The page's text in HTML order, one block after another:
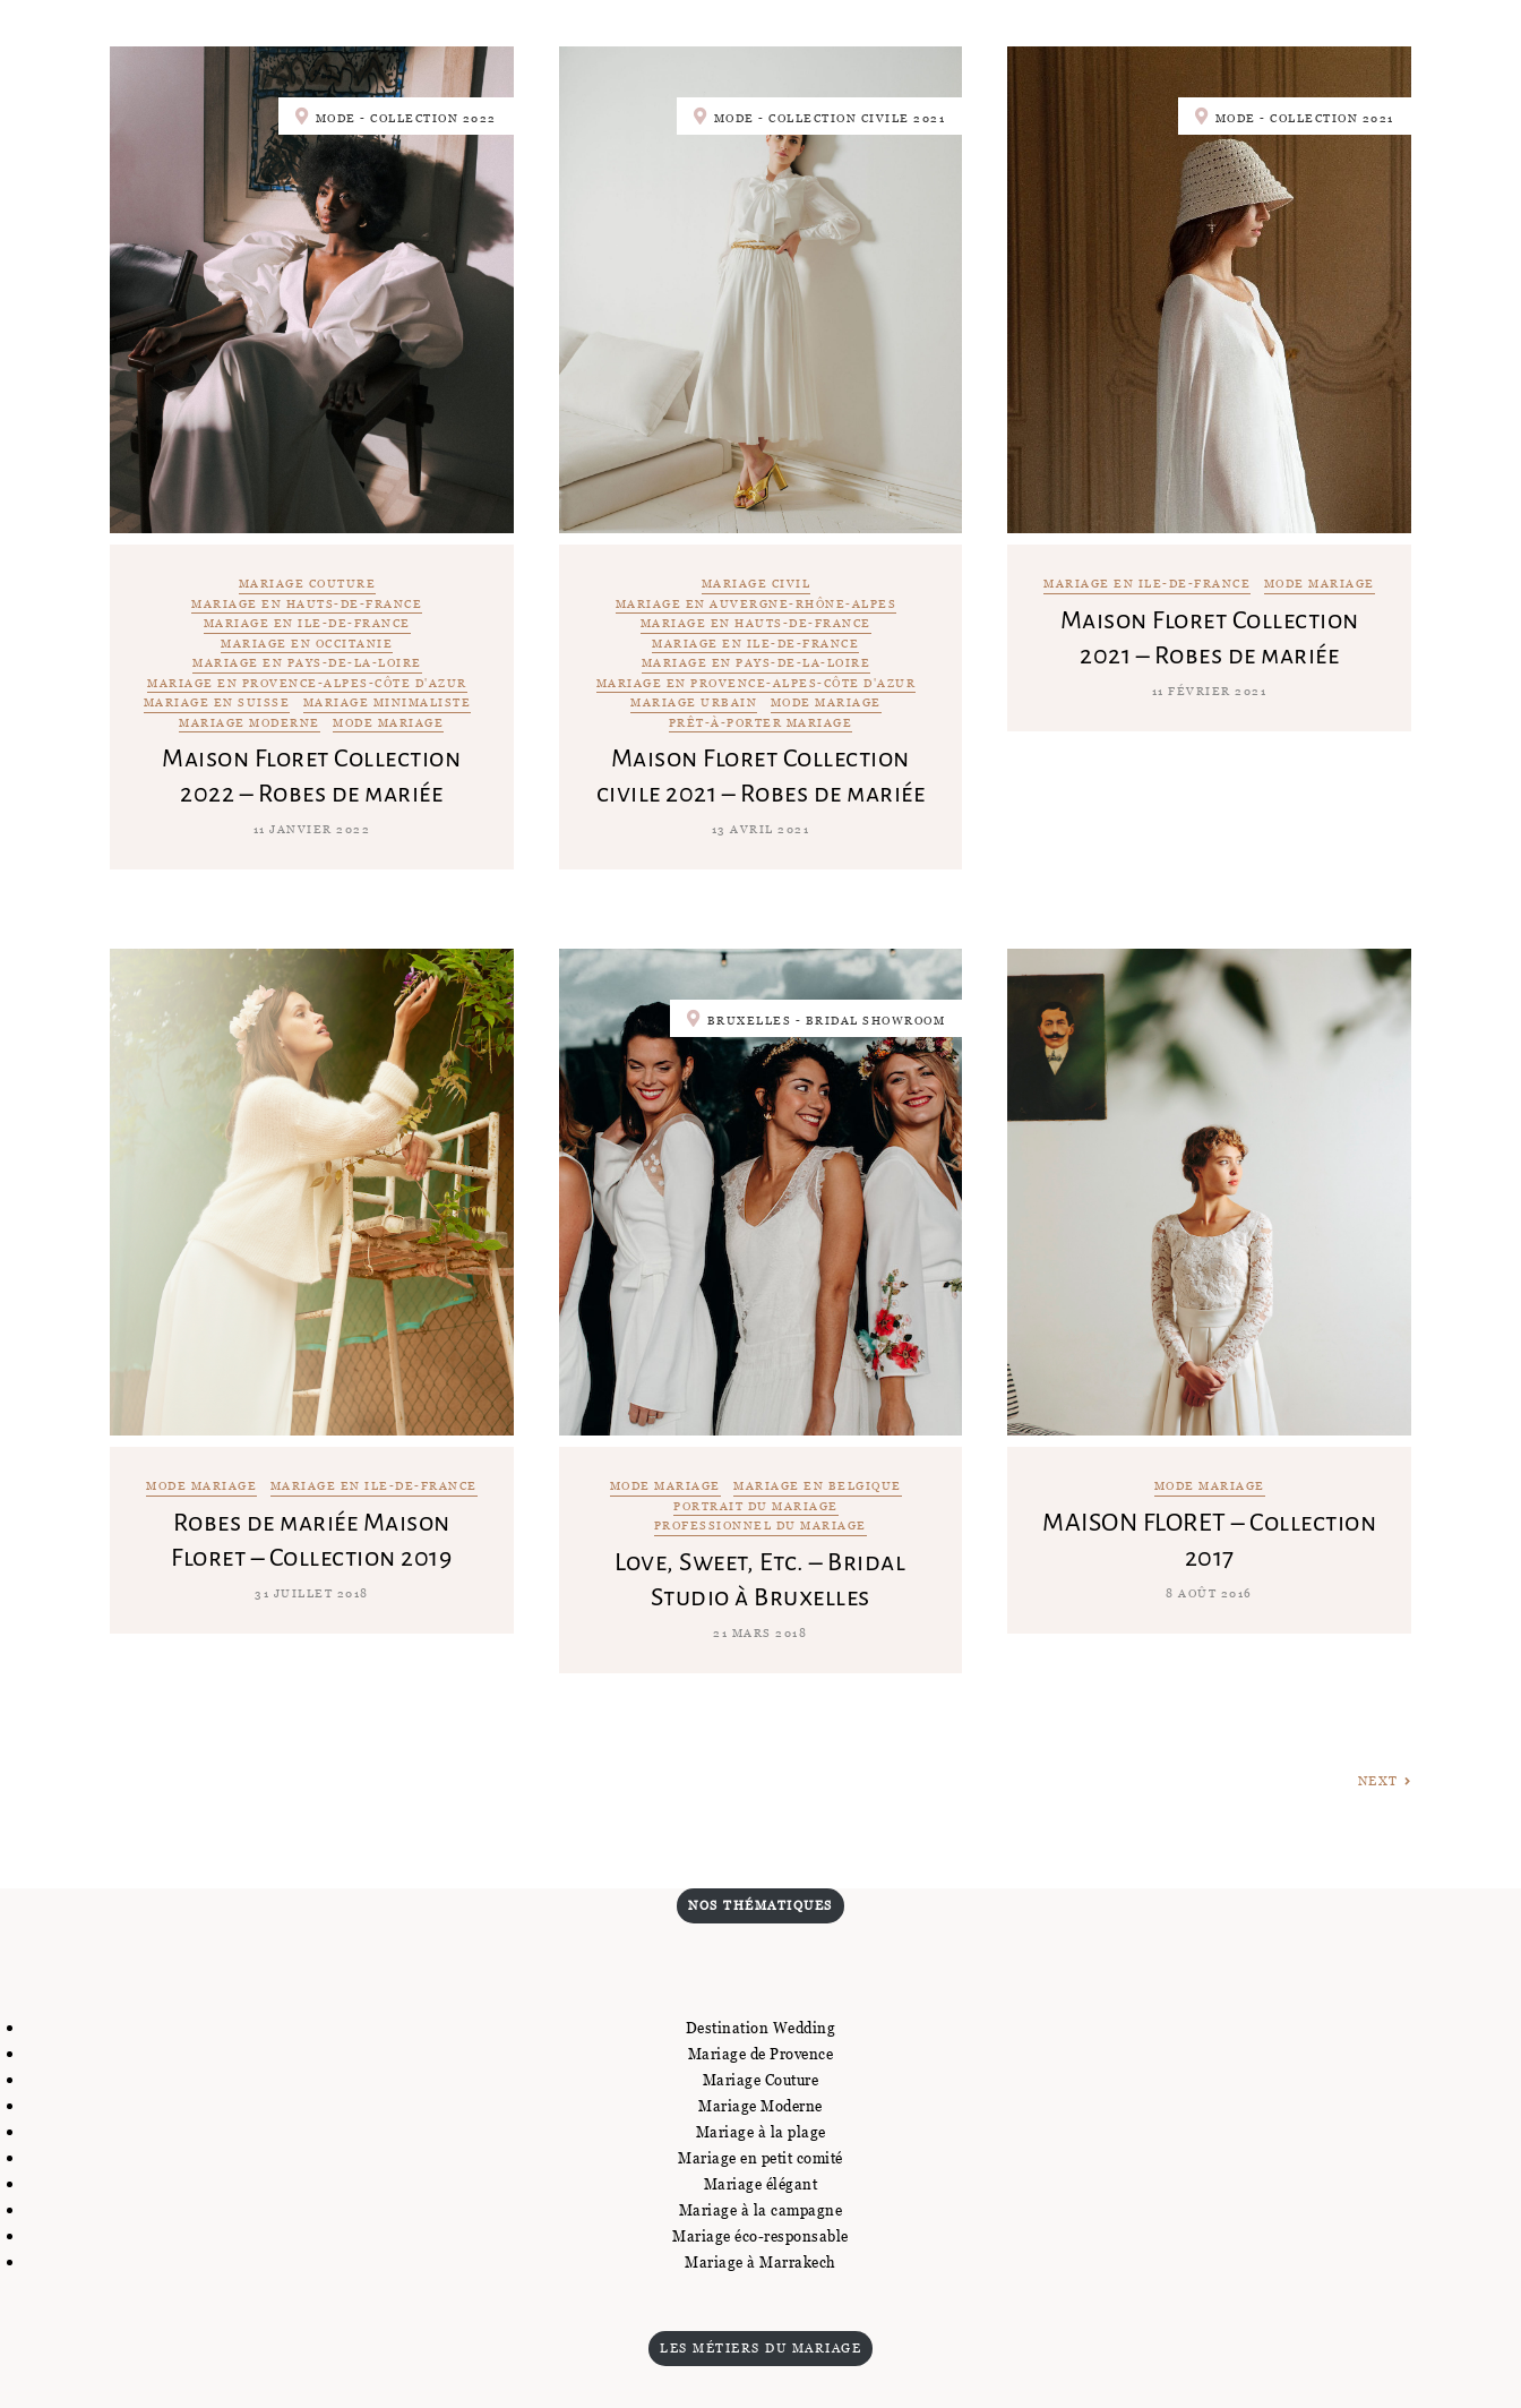
MODE - COLLECTION 2022
MARIAGE COUTURE
MARIAGE EN HAUTS-DE-FRANCE
MARIAGE EN ILE-DE-FRANCE
MARIAGE EN OCCITANIE
MARIAGE EN PAYS-DE-LA-LOIRE
MARIAGE EN PROVENCE-ALPES-CÔTE D'AZUR
MARIAGE EN SUISSE
MARIAGE MINIMALISTE
MARIAGE MODERNE
MODE MARIAGE
Maison Floret Collection
2022 – Robes de mariée
11 JANVIER 2022
MODE - COLLECTION CIVILE 2021
MARIAGE CIVIL
MARIAGE EN AUVERGNE-RHÔNE-ALPES
MARIAGE EN HAUTS-DE-FRANCE
MARIAGE EN ILE-DE-FRANCE
MARIAGE EN PAYS-DE-LA-LOIRE
MARIAGE EN PROVENCE-ALPES-CÔTE D'AZUR
MARIAGE URBAIN
MODE MARIAGE
PRÊT-À-PORTER MARIAGE
Maison Floret Collection
civile 2021 – Robes de mariée
13 AVRIL 2021
MODE - COLLECTION 2021
MARIAGE EN ILE-DE-FRANCE MODE MARIAGE
Maison Floret Collection
2021 – Robes de mariée
11 FÉVRIER 2021
MODE MARIAGE MARIAGE EN ILE-DE-FRANCE
Robes de mariée Maison
Floret – Collection 2019
31 JUILLET 2018
BRUXELLES - BRIDAL SHOWROOM
MODE MARIAGE
MARIAGE EN BELGIQUE
PORTRAIT DU MARIAGE
PROFESSIONNEL DU MARIAGE
Love, Sweet, Etc. – Bridal
Studio à Bruxelles
21 MARS 2018
MODE MARIAGE
MAISON FLORET – Collection
2017
8 AOÛT 2016
NEXT
NOS THÉMATIQUES
Destination Wedding
Mariage de Provence
Mariage Couture
Mariage Moderne
Mariage à la plage
Mariage en petit comité
Mariage élégant
Mariage à la campagne
Mariage éco-responsable
Mariage à Marrakech
LES MÉTIERS DU MARIAGE